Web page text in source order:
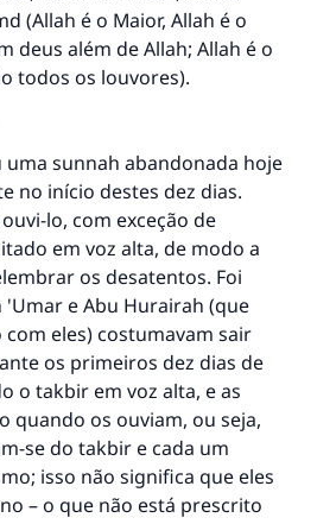
(Allah é o Maior, Allah é o
deus além de Allah; Allah é o
todos os louvores).
sunnah abandonada hoje
no início destes dez dias.
lo, com exceção de
em voz alta, de modo a
os desatentos. Foi
e Abu Hurairah (que
eles) costumavam sair
os primeiros dez dias de
o takbir em voz alta, e as
quando os ouviam, ou seja,
se do takbir e cada um
isso não significa que eles
– o que não está prescrito